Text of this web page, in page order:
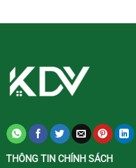
THÔNG TIN CHÍNH SÁCH